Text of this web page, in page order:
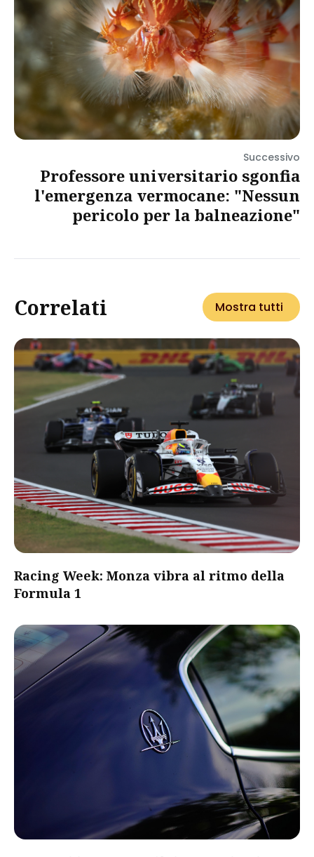
Successivo
Professore universitario sgonfia
l'emergenza vermocane: "Nessun
pericolo per la balneazione"
Correlati Mostra tutti
Racing Week: Monza vibra al ritmo della
Formula 1